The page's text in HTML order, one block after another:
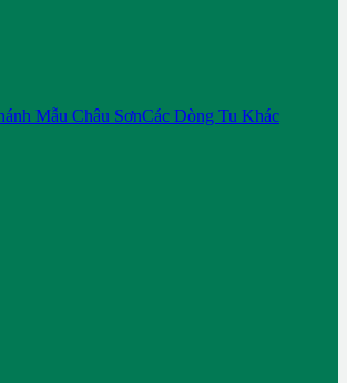
Mẫu Châu SơnCác Dòng Tu Khác